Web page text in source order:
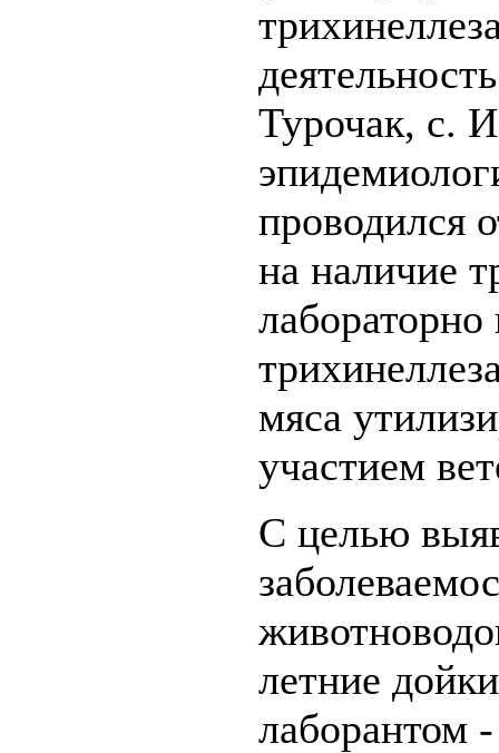
Турочак, с.
проводился
на наличие
мяса
участием
С целью
летние
лаборантом